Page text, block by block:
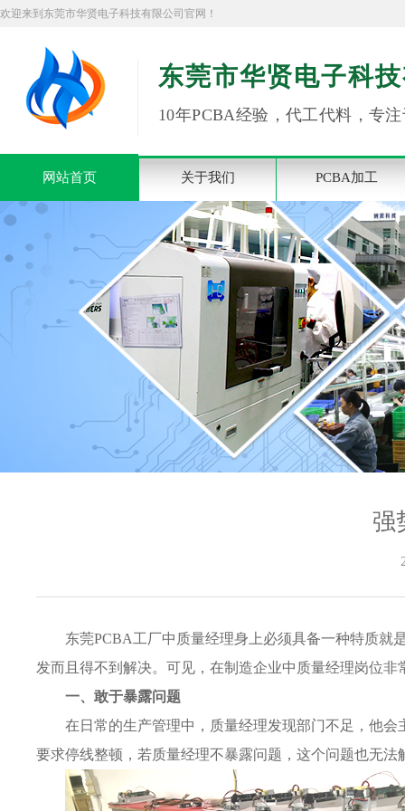
欢迎来到东莞市华贤电子科技有限公司官网！
东莞市华贤电子科
10年PCBA经验，代工代料，专
网站首页 关于我们 PCBA加工
强
东莞PCBA工厂中质量经理身上必须具备一种特质就
发而且得不到解决。可见，在制造企业中质量经理岗位非
一、敢于暴露问题
在日常的生产管理中，质量经理发现部门不足，他
要求停线整顿，若质量经理不暴露问题，这个问题也无法